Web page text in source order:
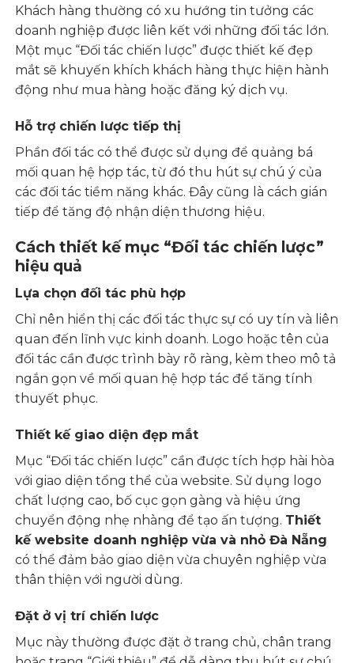
Khách hàng thường có xu hướng tin tưởng các
doanh nghiệp được liên kết với những đối tác lớn.
Một mục “Đối tác chiến lược” được thiết kế đẹp
mắt sẽ khuyến khích khách hàng thực hiện hành
động như mua hàng hoặc đăng ký dịch vụ.
Hỗ trợ chiến lược tiếp thị
Phần đối tác có thể được sử dụng để quảng bá
mối quan hệ hợp tác, từ đó thu hút sự chú ý của
các đối tác tiềm năng khác. Đây cũng là cách gián
tiếp để tăng độ nhận diện thương hiệu.
Cách thiết kế mục “Đối tác chiến lược”
hiệu quả
Lựa chọn đối tác phù hợp
Chỉ nên hiển thị các đối tác thực sự có uy tín và liên
quan đến lĩnh vực kinh doanh. Logo hoặc tên của
đối tác cần được trình bày rõ ràng, kèm theo mô tả
ngắn gọn về mối quan hệ hợp tác để tăng tính
thuyết phục.
Thiết kế giao diện đẹp mắt
Mục “Đối tác chiến lược” cần được tích hợp hài hòa
với giao diện tổng thể của website. Sử dụng logo
chất lượng cao, bố cục gọn gàng và hiệu ứng
chuyển động nhẹ nhàng để tạo ấn tượng. Thiết
kế website doanh nghiệp vừa và nhỏ Đà Nẵng
có thể đảm bảo giao diện vừa chuyên nghiệp vừa
thân thiện với người dùng.
Đặt ở vị trí chiến lược
Mục này thường được đặt ở trang chủ, chân trang